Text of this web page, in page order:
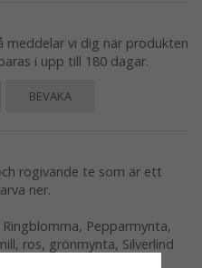
meddelar vi dig när produkten
i upp till 180 dagar.
BEVAKA
rogivande te som är ett
ner.
Pepparmynta,
ros, grönmynta, Silverlind